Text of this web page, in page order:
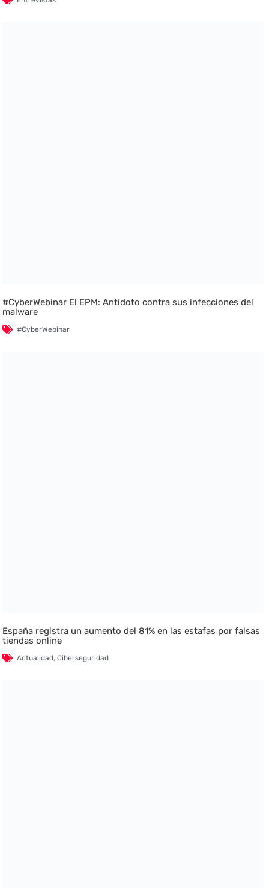
#CyberWebinar El EPM: Antídoto contra sus infecciones del
malware
#CyberWebinar
España registra un aumento del 81% en las estafas por falsas
tiendas online
Actualidad,Ciberseguridad